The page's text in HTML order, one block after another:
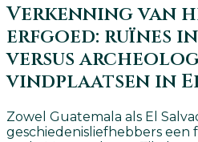
Verkenning van
erfgoed: ruïnes
versus
vindplaatsen in
Zowel Guatemala als El
geschiedenisliefhebbers een